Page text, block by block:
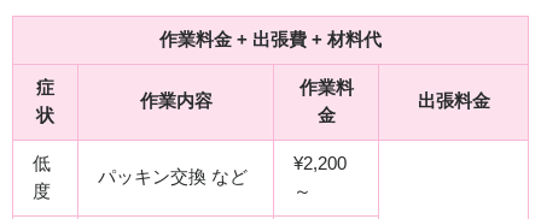
作業料金 + 出張費 + 材料代
症
状
作業内容
作業料
金
出張料金
低
度
パッキン交換 など
¥2,200
～